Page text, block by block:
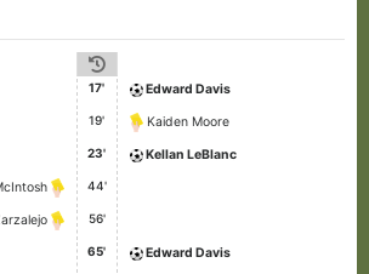
17' Edward Davis
19' Kaiden Moore
23' Kellan LeBlanc
44'
56'
65' Edward Davis